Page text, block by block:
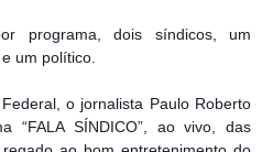
programa, dois síndicos, um
um político.
o jornalista Paulo Roberto
“FALA SÍNDICO”, ao vivo, das